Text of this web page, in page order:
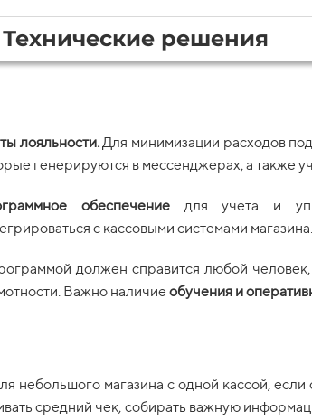
Технические решения
лояльности.Для минимизации расходов
генерируются в мессенджерах, а также
обеспечениедля учёта и
с кассовыми системами магазина.
должен справится любой
Важно наличие обучения и
небольшого магазина с одной кассой,
средний чек, собирать важную